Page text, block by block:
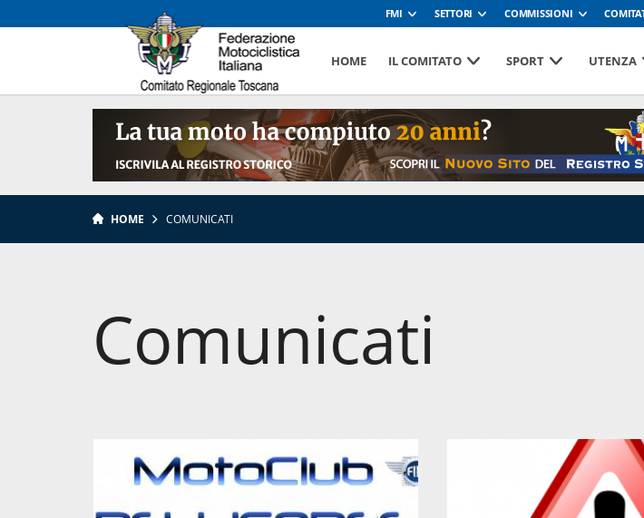
FMI SETTORI COMMISSIONI
HOME IL COMITATO SPORT UTENZA
HOME COMUNICATI
Comunicati